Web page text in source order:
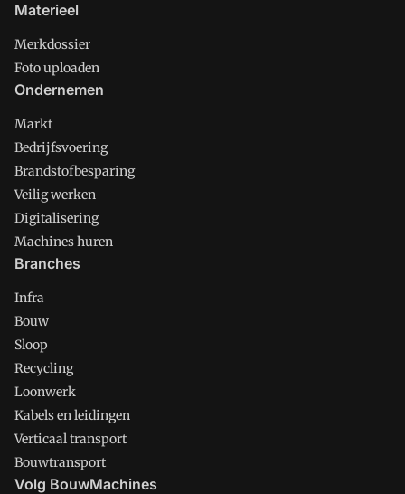
Materieel
Merkdossier
Foto uploaden
Ondernemen
Markt
Bedrijfsvoering
Brandstofbesparing
Veilig werken
Digitalisering
Machines huren
Branches
Infra
Bouw
Sloop
Recycling
Loonwerk
Kabels en leidingen
Verticaal transport
Bouwtransport
Volg BouwMachines